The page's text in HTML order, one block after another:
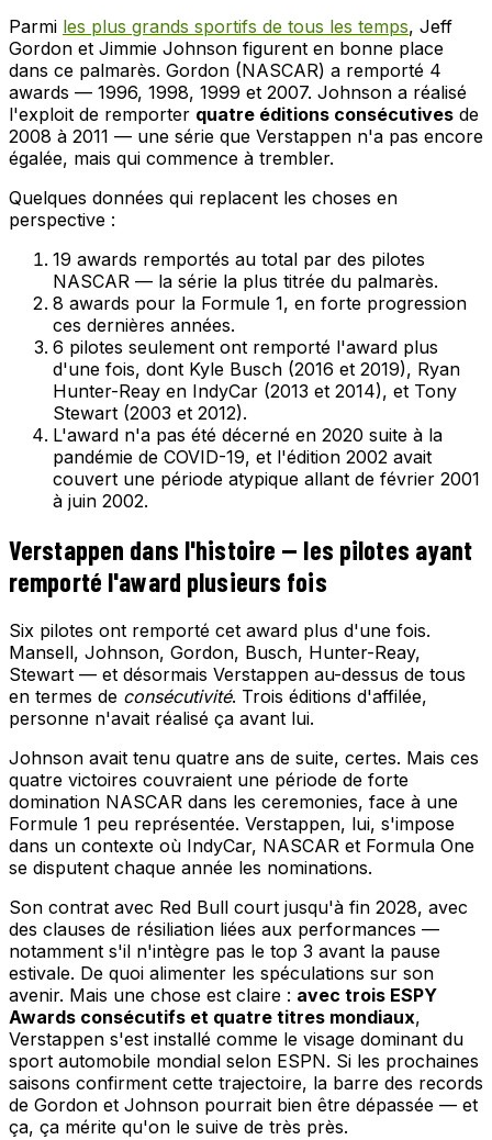
Parmi les plus grands sportifs de tous les temps, Jeff
Gordon et Jimmie Johnson figurent en bonne place
dans ce palmarès. Gordon (NASCAR) a remporté 4
awards — 1996, 1998, 1999 et 2007. Johnson a réalisé
l'exploit de remporter quatre éditions consécutives de
2008 à 2011 — une série que Verstappen n'a pas encore
égalée, mais qui commence à trembler.
Quelques données qui replacent les choses en
perspective :
19 awards remportés au total par des pilotes
NASCAR — la série la plus titrée du palmarès.
8 awards pour la Formule 1, en forte progression
ces dernières années.
6 pilotes seulement ont remporté l'award plus
d'une fois, dont Kyle Busch (2016 et 2019), Ryan
Hunter-Reay en IndyCar (2013 et 2014), et Tony
Stewart (2003 et 2012).
L'award n'a pas été décerné en 2020 suite à la
pandémie de COVID-19, et l'édition 2002 avait
couvert une période atypique allant de février 2001
à juin 2002.
Verstappen dans l'histoire — les pilotes ayant
remporté l'award plusieurs fois
Six pilotes ont remporté cet award plus d'une fois.
Mansell, Johnson, Gordon, Busch, Hunter-Reay,
Stewart — et désormais Verstappen au-dessus de tous
en termes de consécutivité. Trois éditions d'affilée,
personne n'avait réalisé ça avant lui.
Johnson avait tenu quatre ans de suite, certes. Mais ces
quatre victoires couvraient une période de forte
domination NASCAR dans les ceremonies, face à une
Formule 1 peu représentée. Verstappen, lui, s'impose
dans un contexte où IndyCar, NASCAR et Formula One
se disputent chaque année les nominations.
Son contrat avec Red Bull court jusqu'à fin 2028, avec
des clauses de résiliation liées aux performances —
notamment s'il n'intègre pas le top 3 avant la pause
estivale. De quoi alimenter les spéculations sur son
avenir. Mais une chose est claire : avec trois ESPY
Awards consécutifs et quatre titres mondiaux,
Verstappen s'est installé comme le visage dominant du
sport automobile mondial selon ESPN. Si les prochaines
saisons confirment cette trajectoire, la barre des records
de Gordon et Johnson pourrait bien être dépassée — et
ça, ça mérite qu'on le suive de très près.